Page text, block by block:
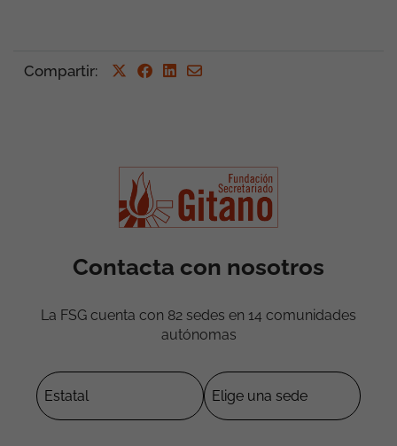
Compartir:
Contacta con nosotros
La FSG cuenta con 82 sedes en 14 comunidades
autónomas